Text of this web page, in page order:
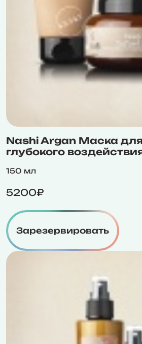
Nashi Argan Маска
глубокого
150 мл
5200₽
Зарезервировать